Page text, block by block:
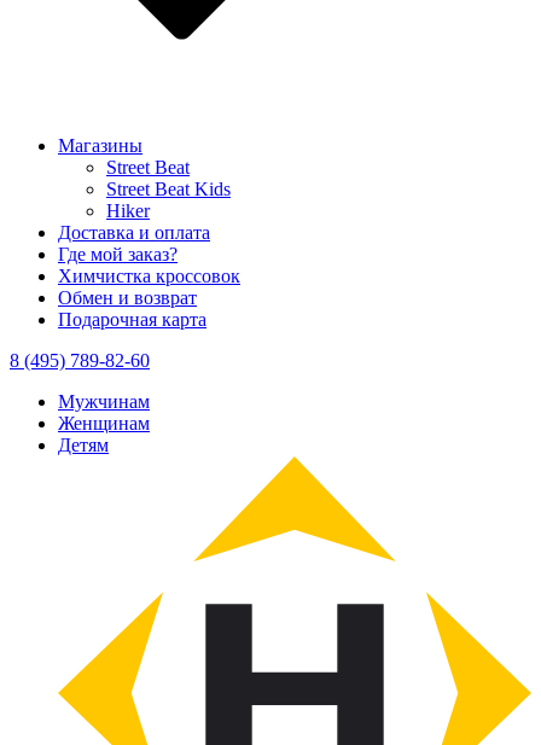
Магазины
Street Beat
Street Beat Kids
Hiker
Доставка и оплата
Где мой заказ?
Химчистка кроссовок
Обмен и возврат
Подарочная карта
8 (495) 789-82-60
Мужчинам
Женщинам
Детям